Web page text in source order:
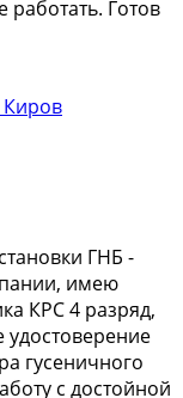
Готов
ГНБ -
имею
КРС 4 разряд,
удостоверение
гусеничного
с достойной